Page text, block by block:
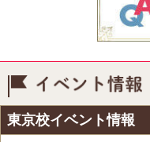
東京校イベント情報